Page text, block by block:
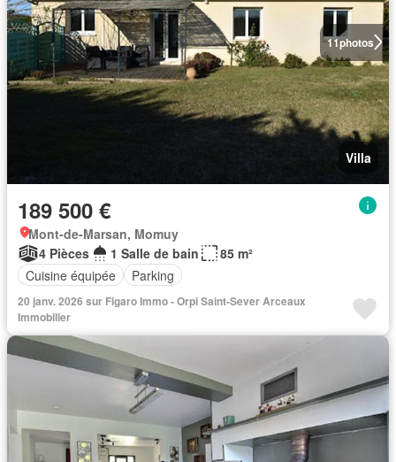
11photos
Villa
189 500 €
Mont-de-Marsan, Momuy
4 Pièces
1 Salle de bain
85 m²
Cuisine équipée
Parking
20 janv. 2026 sur Figaro Immo - Orpi Saint-Sever Arceaux
Immobilier